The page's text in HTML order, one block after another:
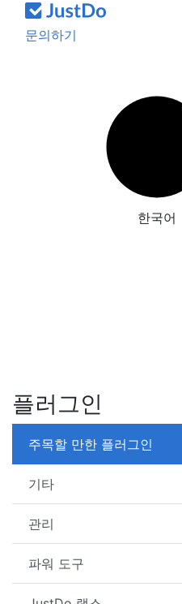
문의하기
한국어
플러그인
주목할 만한 플러그인
기타
관리
파워 도구